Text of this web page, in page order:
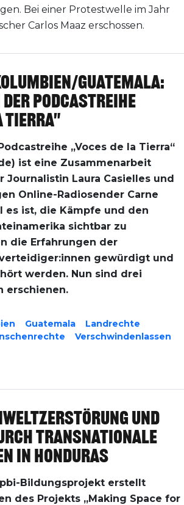
Bei einer Protestwelle im Jahr
Carlos Maaz erschossen.
Guatemala:
der Podcastreihe
Tierra"
„Voces de la Tierra“
ist eine Zusammenarbeit
Journalistin Laura Casielles und
Online-Radiosender Carne
es ist, die Kämpfe und den
sichtbar zu
die Erfahrungen der
gewürdigt und
werden. Nun sind drei
erschienen.
Guatemala
Landrechte
Verschwindenlassen
und
transnationale
in Honduras
pbi-Bildungsprojekt erstellt
des Projekts „Making Space for